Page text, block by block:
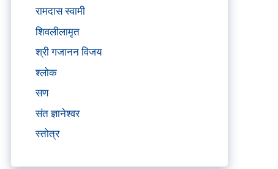
रामदास स्वामी
शिवलीलामृत
श्री गजानन विजय
श्लोक
सण
संत ज्ञानेश्वर
स्तोत्र